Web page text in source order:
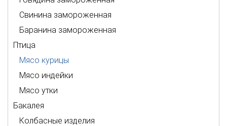
Свинина замороженная
Баранина замороженная
Птица
Мясо курицы
Мясо индейки
Мясо утки
Бакалея
Колбасные изделия